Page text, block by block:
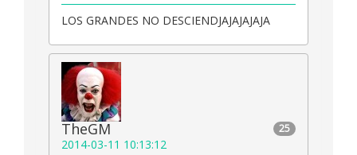
LOS GRANDES NO DESCIENDJAJAJAJAJA
25
TheGM
2014-03-11 10:13:12